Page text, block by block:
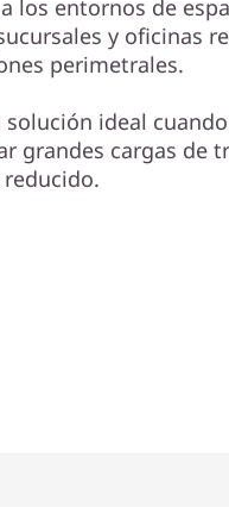
los entornos de
y oficinas
perimetrales.
solución ideal
grandes cargas de